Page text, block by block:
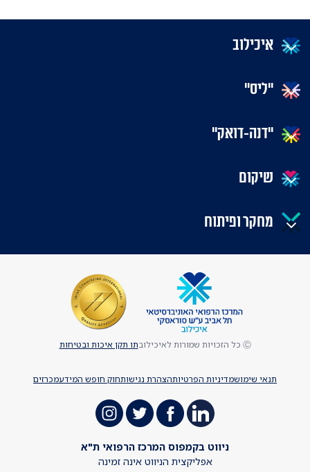
איכילוב
"ליס"
"דנה-דואק"
שיקום
מחקר ופיתוח
תנאי שימושמדיניות הפרטיותהצהרת נגישותחוק חופש המידעמכרזים
Ⓒ כל הזכויות שמורות לאיכילוב תו תקן איכות ובטיחות
ניווט בקמפוס המרכז הרפואי ת"א
אפליקצית הניווט אינה זמינה